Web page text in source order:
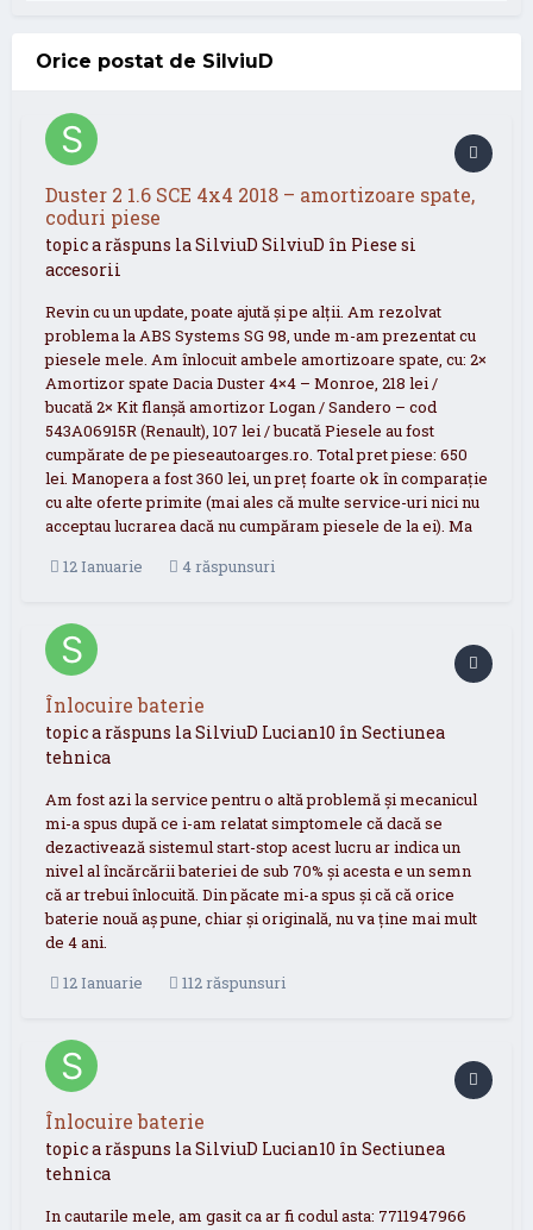
Orice postat de SilviuD
Duster 2 1.6 SCE 4x4 2018 – amortizoare spate,
coduri piese
topic a răspuns laSilviuD SilviuD în Piese si
accesorii
Revin cu un update, poate ajută și pe alții. Am rezolvat
problema la ABS Systems SG 98, unde m-am prezentat cu
piesele mele. Am înlocuit ambele amortizoare spate, cu: 2×
Amortizor spate Dacia Duster 4×4 – Monroe, 218 lei /
bucată 2× Kit flanșă amortizor Logan / Sandero – cod
543A06915R (Renault), 107 lei / bucată Piesele au fost
cumpărate de pe pieseautoarges.ro. Total pret piese: 650
lei. Manopera a fost 360 lei, un preț foarte ok în comparație
cu alte oferte primite (mai ales că multe service-uri nici nu
acceptau lucrarea dacă nu cumpăram piesele de la ei). Ma
12 Ianuarie
4 răspunsuri
Înlocuire baterie
topic a răspuns laSilviuD Lucian10 în Sectiunea
tehnica
Am fost azi la service pentru o altă problemă și mecanicul
mi-a spus după ce i-am relatat simptomele că dacă se
dezactivează sistemul start-stop acest lucru ar indica un
nivel al încărcării bateriei de sub 70% și acesta e un semn
că ar trebui înlocuită. Din păcate mi-a spus și că că orice
baterie nouă aș pune, chiar și originală, nu va ține mai mult
de 4 ani.
12 Ianuarie
112 răspunsuri
Înlocuire baterie
topic a răspuns laSilviuD Lucian10 în Sectiunea
tehnica
In cautarile mele, am gasit ca ar fi codul asta: 7711947966